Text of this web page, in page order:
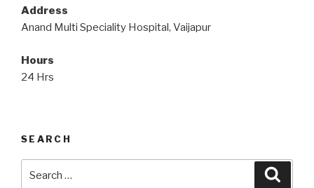
Address
Anand Multi Speciality Hospital, Vaijapur
Hours
24 Hrs
SEARCH